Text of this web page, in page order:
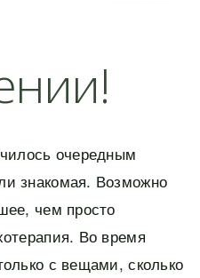
очередным
знакомая. Возможно
чем просто
Во время
с вещами, сколько